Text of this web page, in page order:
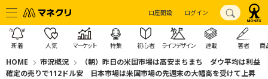
口座開設 ログイン
新着 人気 マーケット 特集 初心者 ライフデザイン 連載 著者 商
HOME 市況概況
（朝）昨日の米国市場は高安まちまち ダウ平均は利益
確定の売りで112ドル安 日本市場は米国市場の先週末の大幅高を受けて上昇